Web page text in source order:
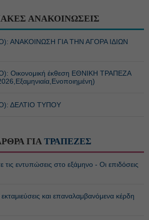
ΑΝΑΚΟΙΝΩΣΕΙΣ
ΑΝΑΚΟΙΝΩΣΗ ΓΙΑ ΤΗΝ ΑΓΟΡΑ ΙΔΙΩΝ
Οικονομική έκθεση ΕΘΝΙΚΗ ΤΡΑΠΕΖΑ
ΔΕΛΤΙΟ ΤΥΠΟΥ
ΓΙΑ ΤΡΑΠΕΖΕΣ
τις εντυπώσεις στο εξάμηνο - Οι επιδόσεις
και επαναλαμβανόμενα κέρδη